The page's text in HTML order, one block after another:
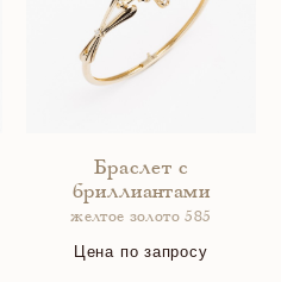
Браслет с
бриллиантами
желтое золото 585
Цена по запросу